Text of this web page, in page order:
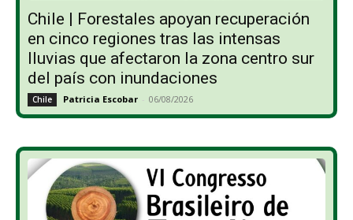
Chile | Forestales apoyan recuperación
en cinco regiones tras las intensas
lluvias que afectaron la zona centro sur
del país con inundaciones
Chile Patricia Escobar - 06/08/2026